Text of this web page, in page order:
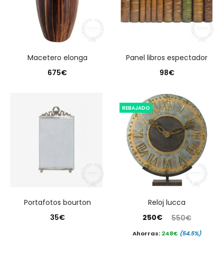
macetero elonga
675€
panel libros espectador
98€
portafotos bourton
35€
REBAJADO
reloj lucca
550€
El
precio
250€
precioAhorras: 248€ (54.5%)